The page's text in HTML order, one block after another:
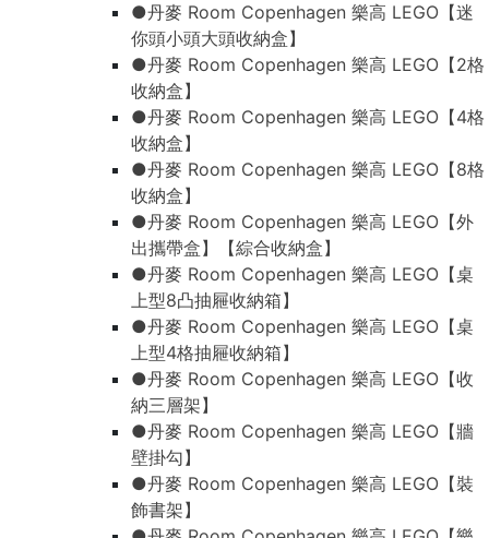
●丹麥 Room Copenhagen 樂高 LEGO【迷
你頭小頭大頭收納盒】
●丹麥 Room Copenhagen 樂高 LEGO【2格
收納盒】
●丹麥 Room Copenhagen 樂高 LEGO【4格
收納盒】
●丹麥 Room Copenhagen 樂高 LEGO【8格
收納盒】
●丹麥 Room Copenhagen 樂高 LEGO【外
出攜帶盒】【綜合收納盒】
●丹麥 Room Copenhagen 樂高 LEGO【桌
上型8凸抽屜收納箱】
●丹麥 Room Copenhagen 樂高 LEGO【桌
上型4格抽屜收納箱】
●丹麥 Room Copenhagen 樂高 LEGO【收
納三層架】
●丹麥 Room Copenhagen 樂高 LEGO【牆
壁掛勾】
●丹麥 Room Copenhagen 樂高 LEGO【裝
飾書架】